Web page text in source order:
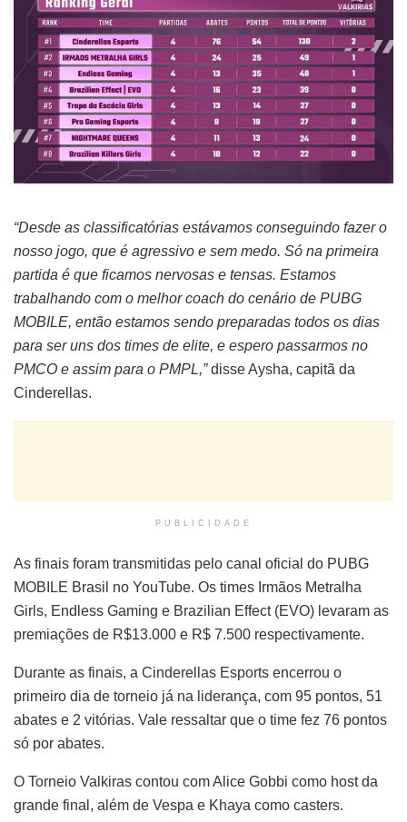
“Desde as classificatórias estávamos conseguindo fazer o
nosso jogo, que é agressivo e sem medo. Só na primeira
partida é que ficamos nervosas e tensas. Estamos
trabalhando com o melhor coach do cenário de PUBG
MOBILE, então estamos sendo preparadas todos os dias
para ser uns dos times de elite, e espero passarmos no
PMCO e assim para o PMPL,”disse Aysha, capitã da
Cinderellas.
PUBLICIDADE
As finais foram transmitidas pelo canal oficial do PUBG
MOBILE Brasil no YouTube. Os times Irmãos Metralha
Girls, Endless Gaming e Brazilian Effect (EVO) levaram as
premiações de R$13.000 e R$ 7.500 respectivamente.
Durante as finais, a Cinderellas Esports encerrou o
primeiro dia de torneio já na liderança, com 95 pontos, 51
abates e 2 vitórias. Vale ressaltar que o time fez 76 pontos
só por abates.
O Torneio Valkiras contou com Alice Gobbi como host da
grande final, além de Vespa e Khaya como casters.